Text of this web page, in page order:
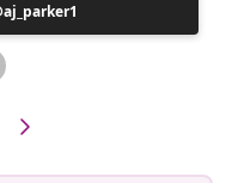
Postitus
avaldatud
aj_parker1